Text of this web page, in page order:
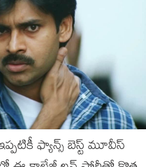
ఫ్యాన్స్ బెస్ట్ మూవీస్